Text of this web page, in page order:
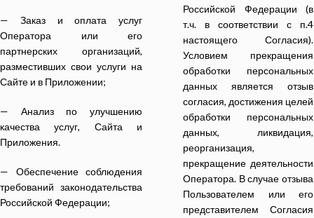
— Заказ и оплата услуг
Оператора или его
партнерских организаций,
разместивших свои услуги на
Сайте и в Приложении;
— Анализ по улучшению
качества услуг, Сайта и
Приложения.
— Обеспечение соблюдения
требований законодательства
Российской Федерации;
Российской Федерации (в
т.ч. в соответствии с п.4
настоящего Согласия).
Условием прекращения
обработки персональных
данных является отзыв
согласия, достижения целей
обработки персональных
данных, ликвидация,
реорганизация,
прекращение деятельности
Оператора. В случае отзыва
Пользователем или его
представителем Согласия